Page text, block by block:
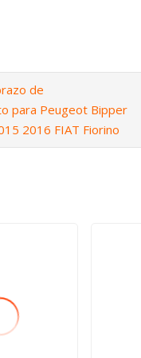
de
para Peugeot Bipper
2016 FIAT Fiorino